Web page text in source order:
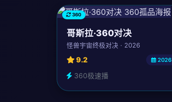
360
哥斯拉·360对决
怪兽宇宙终极对决 · 2026
9.2 2026
360极速播